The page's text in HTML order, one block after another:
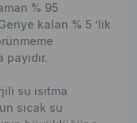
% 95
kalan % 5 ’lik
su ısıtma
sıcak su